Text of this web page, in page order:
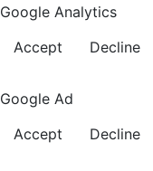
Google Analytics
Accept
Decline
Google Ad
Accept
Decline